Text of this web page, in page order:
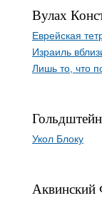
Вулах
Еврейская
Израиль
Лишь то, что
Укол Блоку
Аквинский